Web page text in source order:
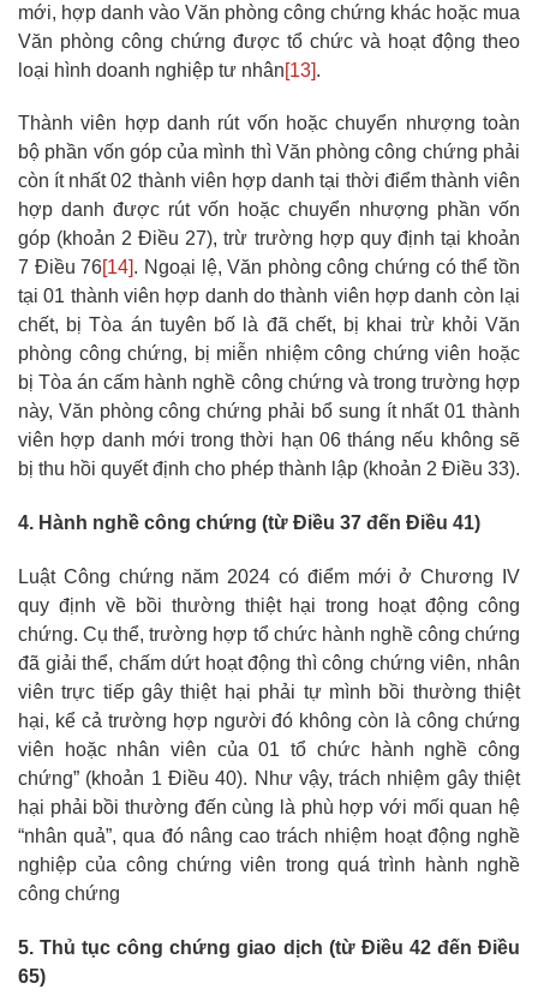
mới, hợp danh vào Văn phòng công chứng khác hoặc mua
Văn phòng công chứng được tổ chức và hoạt động theo
loại hình doanh nghiệp tư nhân[13].
Thành viên hợp danh rút vốn hoặc chuyển nhượng toàn
bộ phần vốn góp của mình thì Văn phòng công chứng phải
còn ít nhất 02 thành viên hợp danh tại thời điểm thành viên
hợp danh được rút vốn hoặc chuyển nhượng phần vốn
góp (khoản 2 Điều 27), trừ trường hợp quy định tại khoản
7 Điều 76[14]. Ngoại lệ, Văn phòng công chứng có thể tồn
tại 01 thành viên hợp danh do thành viên hợp danh còn lại
chết, bị Tòa án tuyên bố là đã chết, bị khai trừ khỏi Văn
phòng công chứng, bị miễn nhiệm công chứng viên hoặc
bị Tòa án cấm hành nghề công chứng và trong trường hợp
này, Văn phòng công chứng phải bổ sung ít nhất 01 thành
viên hợp danh mới trong thời hạn 06 tháng nếu không sẽ
bị thu hồi quyết định cho phép thành lập (khoản 2 Điều 33).
4. Hành nghề công chứng (từ Điều 37 đến Điều 41)
Luật Công chứng năm 2024 có điểm mới ở Chương IV
quy định về bồi thường thiệt hại trong hoạt động công
chứng. Cụ thể, trường hợp tổ chức hành nghề công chứng
đã giải thể, chấm dứt hoạt động thì công chứng viên, nhân
viên trực tiếp gây thiệt hại phải tự mình bồi thường thiệt
hại, kể cả trường hợp người đó không còn là công chứng
viên hoặc nhân viên của 01 tổ chức hành nghề công
chứng” (khoản 1 Điều 40). Như vậy, trách nhiệm gây thiệt
hại phải bồi thường đến cùng là phù hợp với mối quan hệ
“nhân quả”, qua đó nâng cao trách nhiệm hoạt động nghề
nghiệp của công chứng viên trong quá trình hành nghề
công chứng
5. Thủ tục công chứng giao dịch (từ Điều 42 đến Điều
65)